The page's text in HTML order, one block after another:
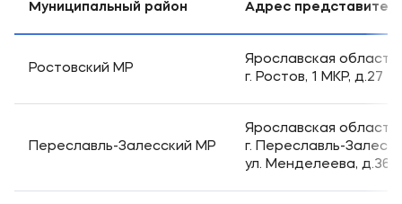
Выпускникам
Карьера
Институт дополнительного образования
Среднее профессиональное образование
Муниципальный район Адрес
Ростовский МР
Ярославская область,
г. Ростов, 1 МКР, д.27
Переславль-Залесский МР
Ярославская область,
г. Переславль-
ул. Менделеева, д.36